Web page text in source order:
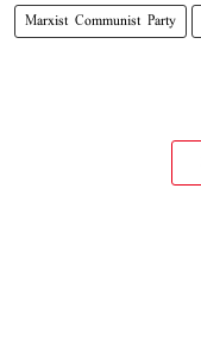
Marxist Communist Party